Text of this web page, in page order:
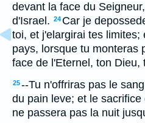
devant la face du
d'Israel. 24 Car je
toi, et j'elargirai tes limites;
pays, lorsque tu monteras
face de l'Eternel, ton Dieu,
25--Tu n'offriras pas le
du pain leve; et le
ne passera pas la nuit